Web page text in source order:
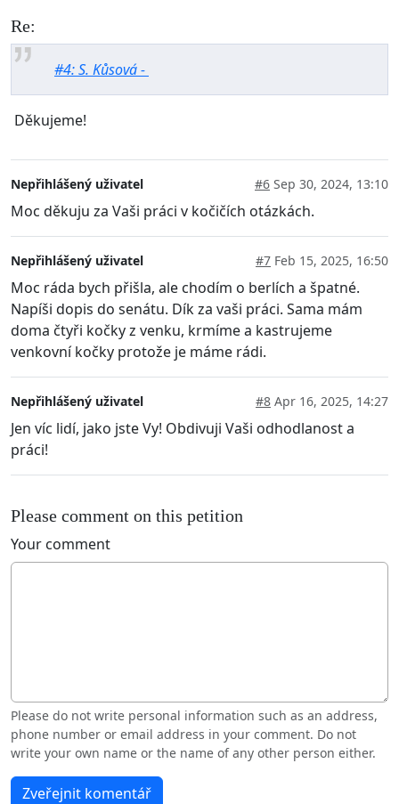
Re:
#4: S. Kůsová -
Děkujeme!
Nepřihlášený uživatel #6 Sep 30, 2024, 13:10
Moc děkuju za Vaši práci v kočičích otázkách.
Nepřihlášený uživatel #7 Feb 15, 2025, 16:50
Moc ráda bych přišla, ale chodím o berlích a špatné.
Napíši dopis do senátu. Dík za vaši práci. Sama mám
doma čtyři kočky z venku, krmíme a kastrujeme
venkovní kočky protože je máme rádi.
Nepřihlášený uživatel #8 Apr 16, 2025, 14:27
Jen víc lidí, jako jste Vy! Obdivuji Vaši odhodlanost a
práci!
Please comment on this petition
Your comment
Please do not write personal information such as an address,
phone number or email address in your comment. Do not
write your own name or the name of any other person either.
Zveřejnit komentář